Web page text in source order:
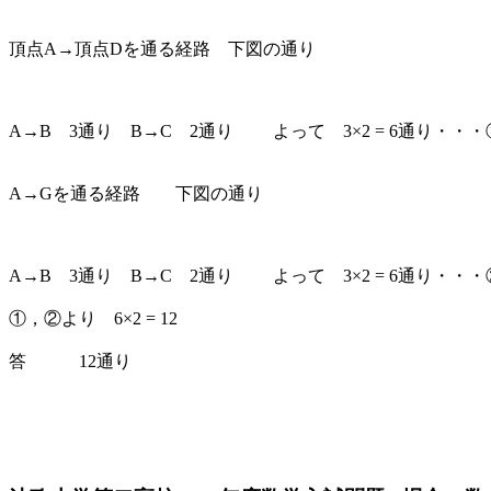
頂点A→頂点Dを通る経路 下図の通り
A→B 3通り B→C 2通り よって 3×2 = 6通り・・
A→Gを通る経路 下図の通り
A→B 3通り B→C 2通り よって 3×2 = 6通り・・
①，②より 6×2 = 12
答 12通り